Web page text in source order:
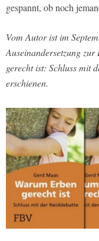
gespannt, ob noch
Vom Autor ist im
Auseinandersetzung
gerecht ist: Schluss mit
erschienen.